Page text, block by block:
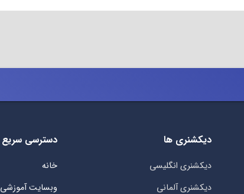
دیکشنری ها
دیکشنری انگلیسی
دیکشنری آلمانی
دسترسی سریع
خانه
وبسایت آموزشی